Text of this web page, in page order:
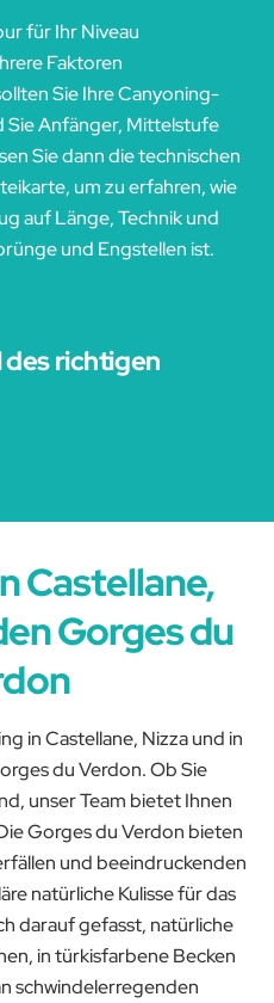
für Ihr Niveau
Faktoren
Sie Ihre Canyoning-
Sie Anfänger, Mittelstufe
Sie dann die technischen
um zu erfahren, wie
auf Länge, Technik und
und Engstellen ist.
des richtigen
Castellane,
Gorges du
in Castellane, Nizza und in
du Verdon. Ob Sie
unser Team bietet Ihnen
Gorges du Verdon bieten
und beeindruckenden
natürliche Kulisse für das
darauf gefasst, natürliche
in türkisfarbene Becken
schwindelerregenden